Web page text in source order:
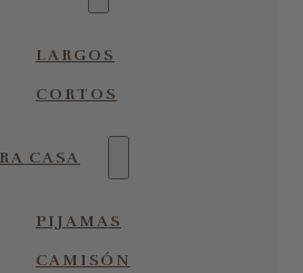
LARGOS
CORTOS
CASA
PIJAMAS
CAMISÓN